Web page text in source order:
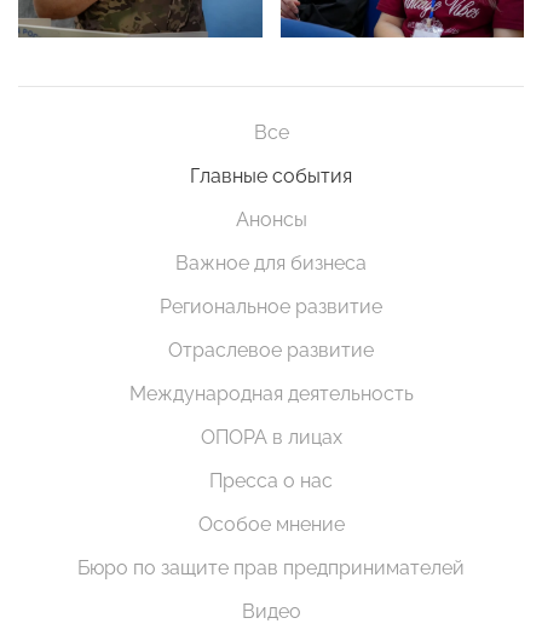
Все
Главные события
Анонсы
Важное для бизнеса
Региональное развитие
Отраслевое развитие
Международная деятельность
ОПОРА в лицах
Пресса о нас
Особое мнение
Бюро по защите прав предпринимателей
Видео